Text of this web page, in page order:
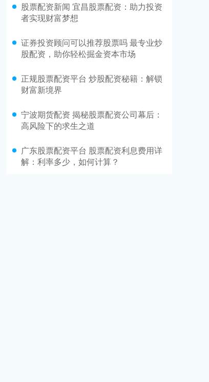
股票配资新闻 宜昌股票配资：助力投资
者实现财富梦想
证券投资顾问可以推荐股票吗 最专业炒
股配资，助你轻松掘金资本市场
正规股票配资平台 炒股配资秘籍：解锁
财富新境界
宁波期货配资 揭秘股票配资公司幕后：
高风险下的求生之道
广东股票配资平台 股票配资利息费用详
解：利率多少，如何计算？